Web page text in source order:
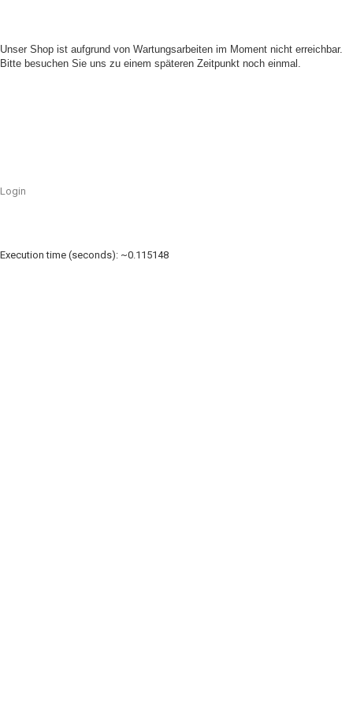
Unser Shop ist aufgrund von Wartungsarbeiten im Moment nicht erreichbar.
Bitte besuchen Sie uns zu einem späteren Zeitpunkt noch einmal.
Login
Execution time (seconds): ~0.115148